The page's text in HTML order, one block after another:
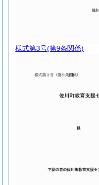
様式第3号(第9条関係)